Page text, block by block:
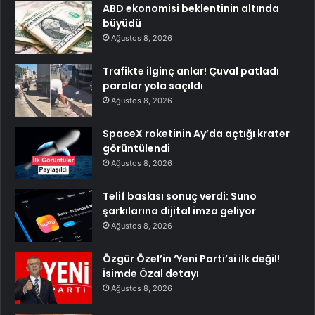
ABD ekonomisi beklentinin altında
büyüdü
Ağustos 8, 2026
Trafikte ilginç anlar! Çuval patladı
paralar yola saçıldı
Ağustos 8, 2026
SpaceX roketinin Ay’da açtığı krater
görüntülendi
Ağustos 8, 2026
Telif baskısı sonuç verdi: Suno
şarkılarına dijital imza geliyor
Ağustos 8, 2026
Özgür Özel’in ‘Yeni Parti’si ilk değil!
İsimde Özal detayı
Ağustos 8, 2026